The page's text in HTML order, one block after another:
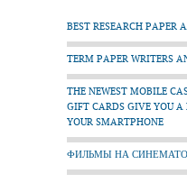
BEST RESEARCH PAPER
TERM PAPER WRITERS
THE NEWEST MOBILE
GIFT CARDS GIVE YOU
YOUR SMARTPHONE
ФИЛЬМЫ НА